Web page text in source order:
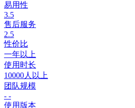
易用性
3.5
售后服务
2.5
性价比
一年以上
使用时长
10000人以上
团队规模
- -
使用版本